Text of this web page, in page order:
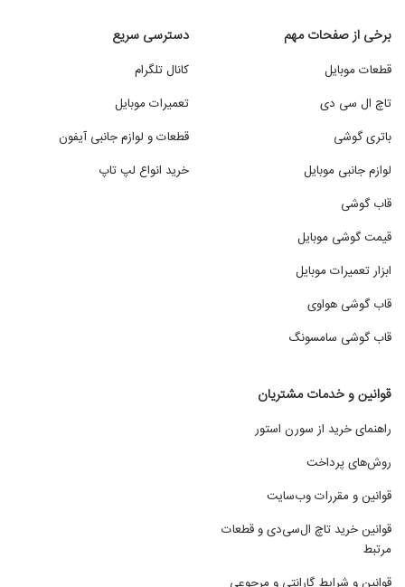
برخی از صفحات مهم
قطعات موبایل
تاچ ال سی دی
باتری گوشی
لوازم جانبی موبایل
قاب گوشی
قیمت گوشی موبایل
ابزار تعمیرات موبایل
قاب گوشی هواوی
قاب گوشی سامسونگ
دسترسی سریع
کانال تلگرام
تعمیرات موبایل
قطعات و لوازم جانبی آیفون
خرید انواع لپ تاپ
قوانین و خدمات مشتریان
راهنمای خرید از سورن استور
روش‌های پرداخت
قوانین و مقررات وب‌سایت
قوانین خرید تاچ ال‌سی‌دی و قطعات
مرتبط